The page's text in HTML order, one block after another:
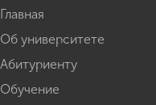
Главная
Об университете
Абитуриенту
Обучение